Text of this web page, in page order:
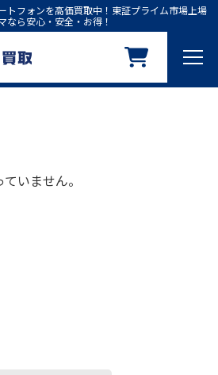
フォンを高価買取中！東証プライム市場上場
なら安心・安全・お得！
いません。